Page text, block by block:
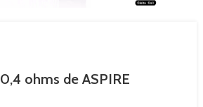
ohms de ASPIRE